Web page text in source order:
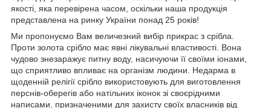
якості, яка перевірена часом, оскільки наша продукція
представлена на ринку України понад 25 років!
Ми пропонуємо Вам величезний вибір прикрас з срібла.
Проти золота срібло має явні лікувальні властивості. Вона
чудово знезаражує питну воду, насичуючи її своїми іонами,
що сприятливо впливає на організм людини. Недарма в
щоденній релігії срібло використовують для виготовлення
перснів-оберегів або натільних іконок зі своєрідними
написами, призначеними для захисту своїх власників від